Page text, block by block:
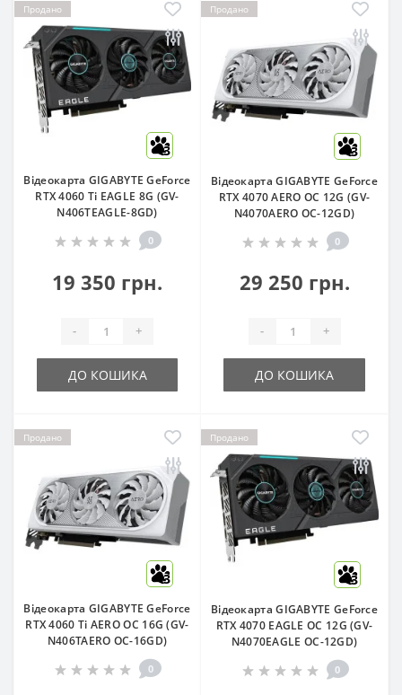
Продано
3
Відеокарта GIGABYTE GeForce
RTX 4060 Ti EAGLE 8G (GV-
N406TEAGLE-8GD)
0
19 350 грн.
- +
ДО КОШИКА
Продано
3
Відеокарта GIGABYTE GeForce
RTX 4070 AERO OC 12G (GV-
N4070AERO OC-12GD)
0
29 250 грн.
- +
ДО КОШИКА
Продано
3
Відеокарта GIGABYTE GeForce
RTX 4060 Ti AERO OC 16G (GV-
N406TAERO OC-16GD)
0
Продано
3
Відеокарта GIGABYTE GeForce
RTX 4070 EAGLE OC 12G (GV-
N4070EAGLE OC-12GD)
0